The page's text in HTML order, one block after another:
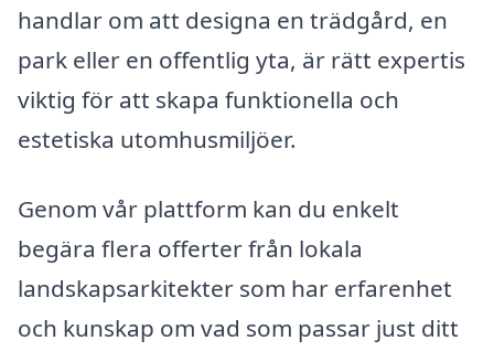
handlar om att designa en trädgård, en
park eller en offentlig yta, är rätt expertis
viktig för att skapa funktionella och
estetiska utomhusmiljöer.
Genom vår plattform kan du enkelt
begära flera offerter från lokala
landskapsarkitekter som har erfarenhet
och kunskap om vad som passar just ditt